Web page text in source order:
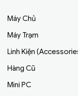
Máy Chủ
Máy Trạm
Linh Kiện
Hàng Cũ
Mini PC